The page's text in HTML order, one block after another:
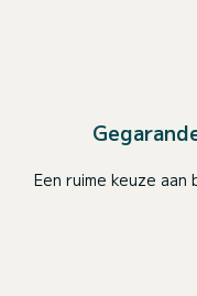
Een ruime keuze